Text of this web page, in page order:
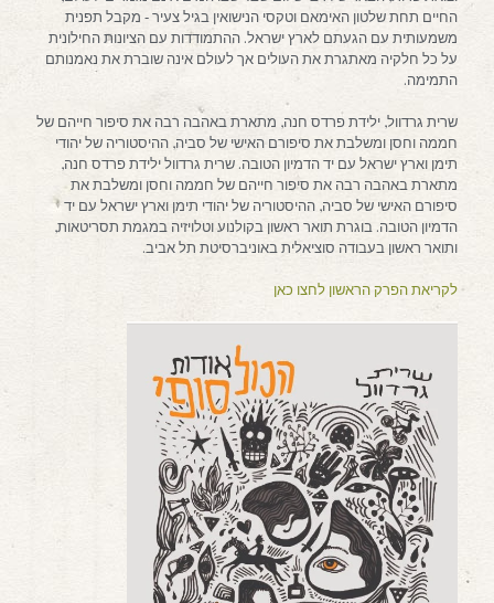
החיים תחת שלטון האימאם וטקסי הנישואין בגיל צעיר ‐ מקבל תפנית
משמעותית עם הגעתם לארץ ישראל. ההתמודדות עם הציונות החילונית
על כל חלקיה מאתגרת את העולים אך לעולם אינה שוברת את נאמנותם
התמימה.
שרית גרדוול, ילידת פרדס חנה, מתארת באהבה רבה את סיפור חייהם של
חממה וחסן ומשלבת את סיפורם האישי של סביה, ההיסטוריה של יהודי
תימן וארץ ישראל עם יד הדמיון הטובה. שרית גרדוול ילידת פרדס חנה,
מתארת באהבה רבה את סיפור חייהם של חממה וחסן ומשלבת את
סיפורם האישי של סביה, ההיסטוריה של יהודי תימן וארץ ישראל עם יד
הדמיון הטובה. בוגרת תואר ראשון בקולנוע וטלויזיה במגמת תסריטאות,
ותואר ראשון בעבודה סוציאלית באוניברסיטת תל אביב.
לקריאת הפרק הראשון לחצו כאן